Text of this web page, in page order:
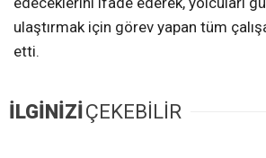
ulaştırmak için görev yapan tüm
etti.
İLGİNİZİÇEKEBİLİR